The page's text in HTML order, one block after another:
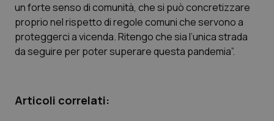
Professionisti Sanitari.AI
Abruzzo
Calabria
QS Pro Gold
Asma & BPCO
un forte senso di comunità, che si può concretizzare
proprio nel rispetto di regole comuni che servono a
proteggerci a vicenda. Ritengo che sia l’unica strada
da seguire per poter superare questa pandemia”.
Articoli correlati: